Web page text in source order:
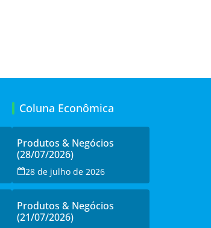
Coluna Econômica
Produtos & Negócios
(28/07/2026)
28 de julho de 2026
Produtos & Negócios
(21/07/2026)